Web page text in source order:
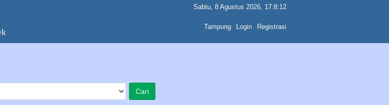
Sabtu, 8 Agustus 2026, 17:8:12
Tampung Login Registrasi